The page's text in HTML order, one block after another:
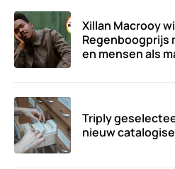
Xillan Macrooy
Regenboogprijs
en mensen als
Triply
nieuw